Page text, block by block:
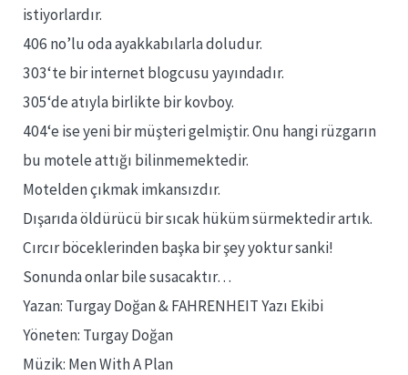
istiyorlardır.
406 no’lu oda ayakkabılarla doludur.
303‘te bir internet blogcusu yayındadır.
305‘de atıyla birlikte bir kovboy.
404‘e ise yeni bir müşteri gelmiştir. Onu hangi rüzgarın
bu motele attığı bilinmemektedir.
Motelden çıkmak imkansızdır.
Dışarıda öldürücü bir sıcak hüküm sürmektedir artık.
Cırcır böceklerinden başka bir şey yoktur sanki!
Sonunda onlar bile susacaktır…
Yazan: Turgay Doğan & FAHRENHEIT Yazı Ekibi
Yöneten: Turgay Doğan
Müzik: Men With A Plan